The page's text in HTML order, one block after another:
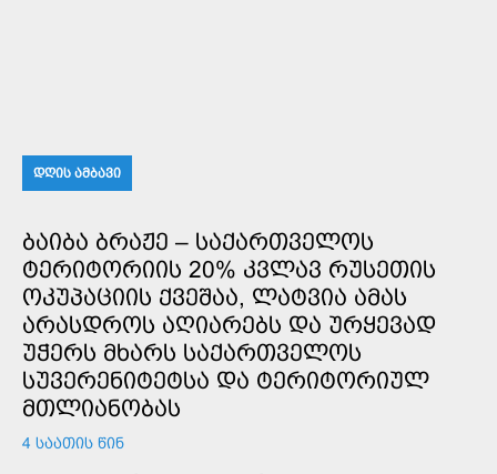
ᲓᲦᲘᲡ ᲐᲛᲑᲐᲕᲘ
ᲑᲐᲘᲑᲐ ᲑᲠᲐᲟᲔ – ᲡᲐᲥᲐᲠᲗᲕᲔᲚᲝᲡ
ᲢᲔᲠᲘᲢᲝᲠᲘᲘᲡ 20% ᲙᲕᲚᲐᲕ ᲠᲣᲡᲔᲗᲘᲡ
ᲝᲙᲣᲞᲐᲪᲘᲘᲡ ᲥᲕᲔᲨᲐᲐ, ᲚᲐᲢᲕᲘᲐ ᲐᲛᲐᲡ
ᲐᲠᲐᲡᲓᲠᲝᲡ ᲐᲦᲘᲐᲠᲔᲑᲡ ᲓᲐ ᲣᲠᲧᲔᲕᲐᲓ
ᲣᲭᲔᲠᲡ ᲛᲮᲐᲠᲡ ᲡᲐᲥᲐᲠᲗᲕᲔᲚᲝᲡ
ᲡᲣᲕᲔᲠᲔᲜᲘᲢᲔᲢᲡᲐ ᲓᲐ ᲢᲔᲠᲘᲢᲝᲠᲘᲣᲚ
ᲛᲗᲚᲘᲐᲜᲝᲑᲐᲡ
4 ᲡᲐᲐᲗᲘᲡ ᲬᲘᲜ